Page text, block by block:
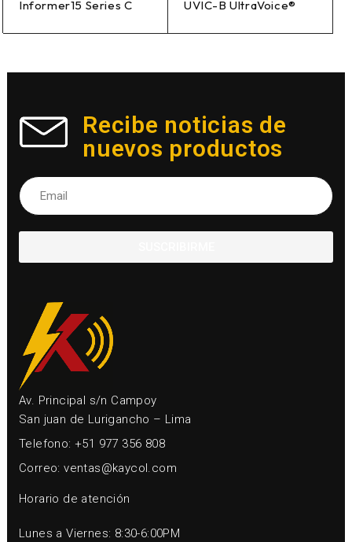
Informer15 Series C UVIC-B UltraVoice®
Recibe noticias de
nuevos productos
Av. Principal s/n Campoy
San juan de Lurigancho – Lima
Telefono: +51 977 356 808
Correo: ventas@kaycol.com
Horario de atención
Lunes a Viernes: 8:30-6:00PM